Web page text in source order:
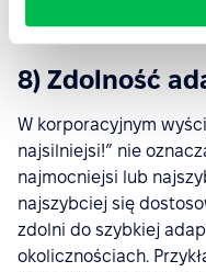
8) Zdolność
W korporacyjnym
najsilniejsi!” nie
najmocniejsi lub
najszybciej się
zdolni do szybkiej
okolicznościach.